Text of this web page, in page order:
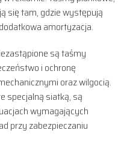
się tam, gdzie występują
amortyzacja.
są taśmy
i ochronę
oraz wilgocią.
specjalną siatką, są
wymagających
przy zabezpieczaniu